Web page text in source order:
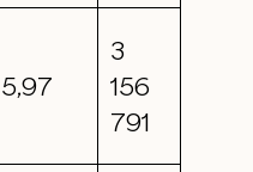
5,97
3
156
791